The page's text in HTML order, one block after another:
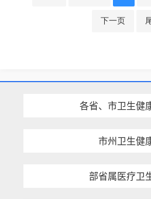
下一页
各省、市卫生健
市州卫生健
部省属医疗卫